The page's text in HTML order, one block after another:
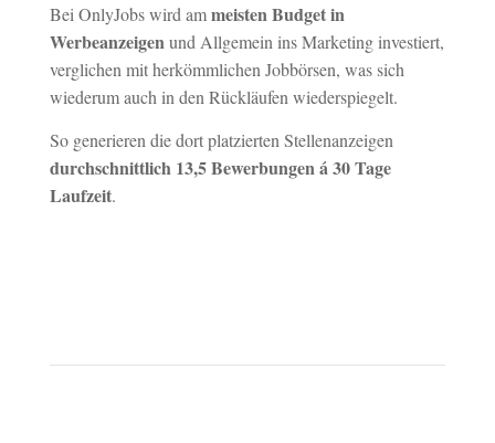
Bei OnlyJobs wird ammeisten Budget in
Werbeanzeigen und Allgemein ins Marketing investiert,
verglichen mit herkömmlichen Jobbörsen, was sich
wiederum auch in den Rückläufen wiederspiegelt.
So generieren die dort platzierten Stellenanzeigen
durchschnittlich 13,5 Bewerbungen á 30 Tage
Laufzeit.